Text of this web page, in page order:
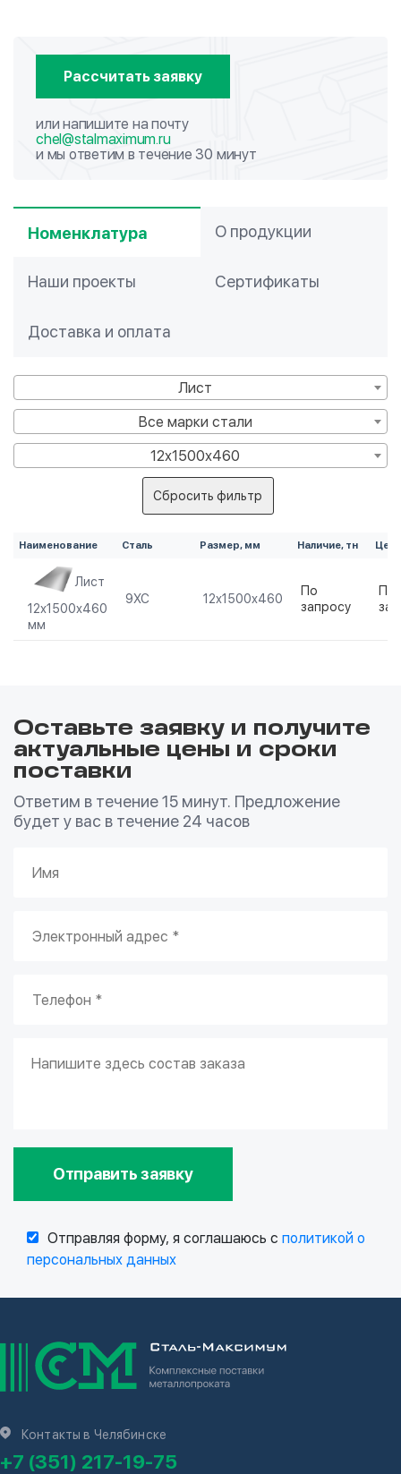
Рассчитать заявку
или напишите на почту
chel@stalmaximum.ru
и мы ответим в течение 30 минут
Номенклатура О продукции
Наши проекты Сертификаты
Доставка и оплата
Лист
Все марки стали
12х1500х460
Сбросить фильтр
Наименование Сталь Размер, мм Наличие, тн
Лист
12х1500х460
мм
9ХС 12х1500х460
По
запросу
По
Оставьте заявку и получите
актуальные цены и сроки
поставки
Ответим в течение 15 минут. Предложение
будет у вас в течение 24 часов
Отправить заявку
Отправляя форму, я соглашаюсь с политикой о
персональных данных
Контакты в Челябинске
+7 (351) 217-19-75